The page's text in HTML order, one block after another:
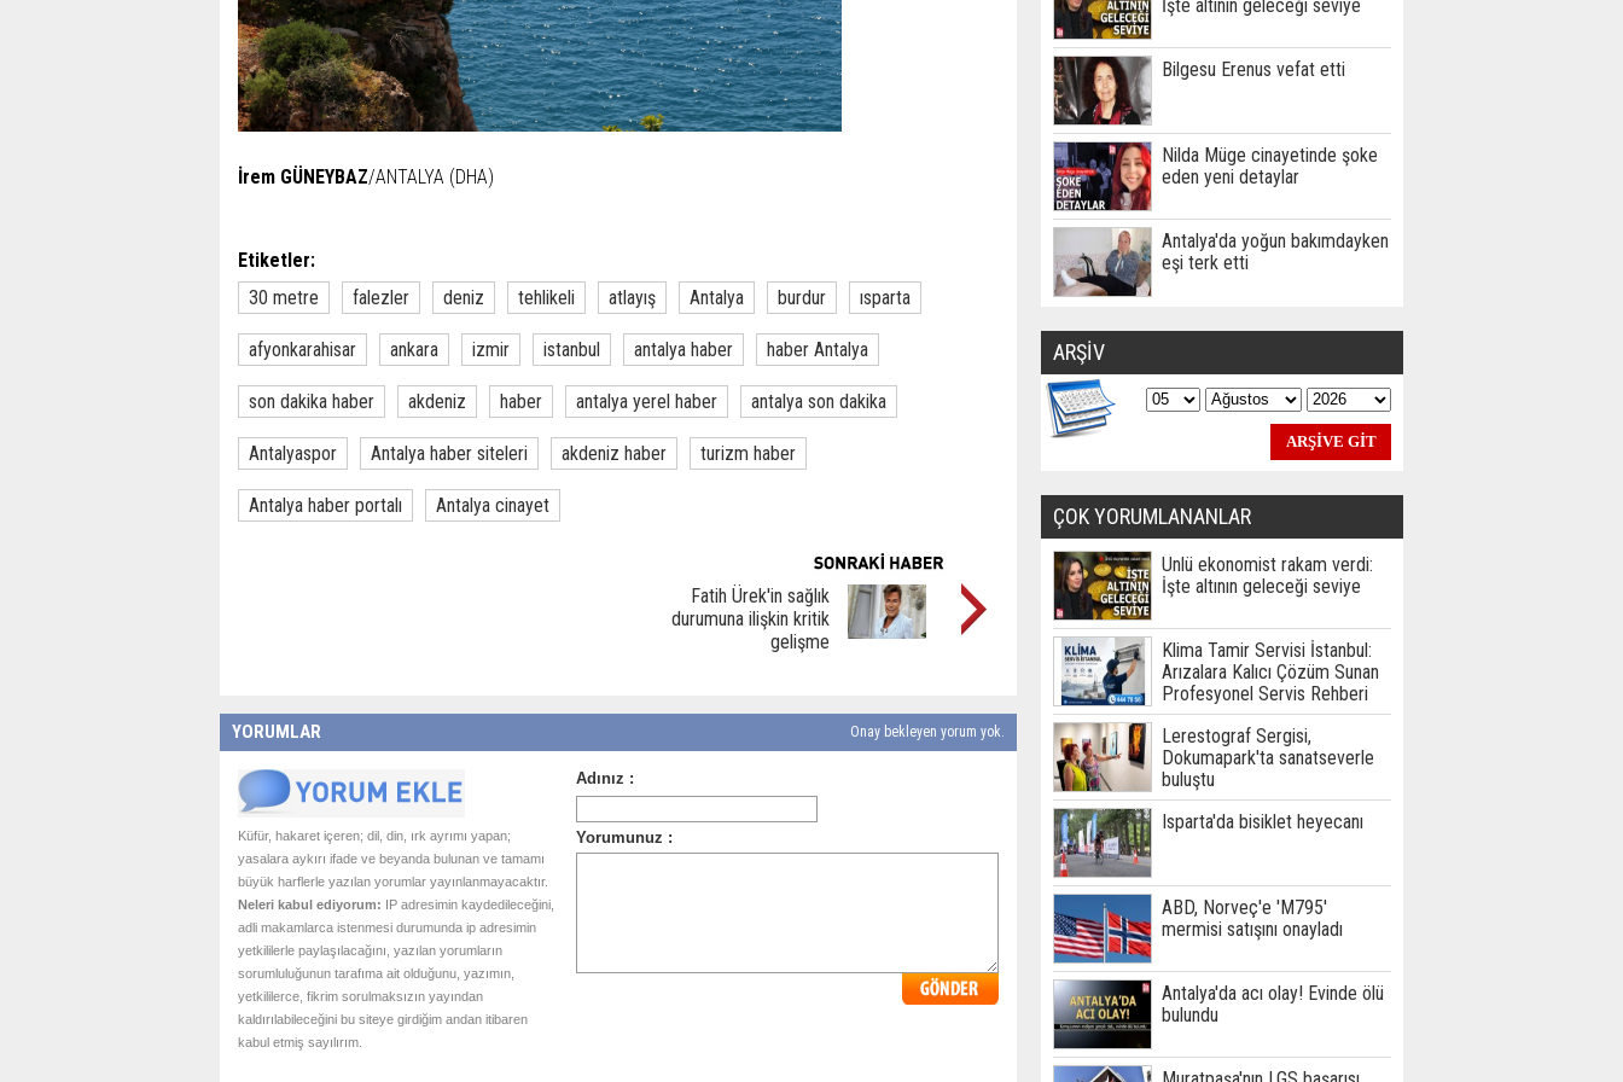
İrem GÜNEYBAZ/ANTALYA (DHA)
Etiketler:
30 metre
falezler deniz tehlikeli atlayış Antalya burdur ısparta
afyonkarahisar ankara izmir istanbul antalya haber haber Antalya
son dakika haber akdeniz haber antalya yerel haber antalya son dakika
Antalyaspor Antalya haber siteleri akdeniz haber turizm haber
Antalya haber portalı Antalya cinayet
Fatih Ürek'in sağlık
durumuna ilişkin kritik
gelişme
YORUMLAR Onay bekleyen yorum yok.
Küfür, hakaret içeren; dil, din, ırk ayrımı yapan;
yasalara aykırı ifade ve beyanda bulunan ve tamamı
büyük harflerle yazılan yorumlar yayınlanmayacaktır.
Neleri kabul ediyorum: IP adresimin kaydedileceğini,
adli makamlarca istenmesi durumunda ip adresimin
yetkililerle paylaşılacağını, yazılan yorumların
sorumluluğunun tarafıma ait olduğunu, yazımın,
yetkililerce, fikrim sorulmaksızın yayından
kaldırılabileceğini bu siteye girdiğim andan itibaren
kabul etmiş sayılırım.
İşte altının geleceği seviye
Bilgesu Erenus vefat etti
Nilda Müge cinayetinde şoke
eden yeni detaylar
Antalya'da yoğun bakımdayken
eşi terk etti
ARŞİV
ÇOK YORUMLANANLAR
Ünlü ekonomist rakam verdi:
İşte altının geleceği seviye
Klima Tamir Servisi İstanbul:
Arızalara Kalıcı Çözüm Sunan
Profesyonel Servis Rehberi
Lerestograf Sergisi,
Dokumapark'ta sanatseverle
buluştu
Isparta'da bisiklet heyecanı
ABD, Norveç'e 'M795'
mermisi satışını onayladı
Antalya'da acı olay! Evinde ölü
bulundu